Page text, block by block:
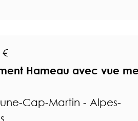
€
Hameau avec vue
Cap-Martin - Alpes-